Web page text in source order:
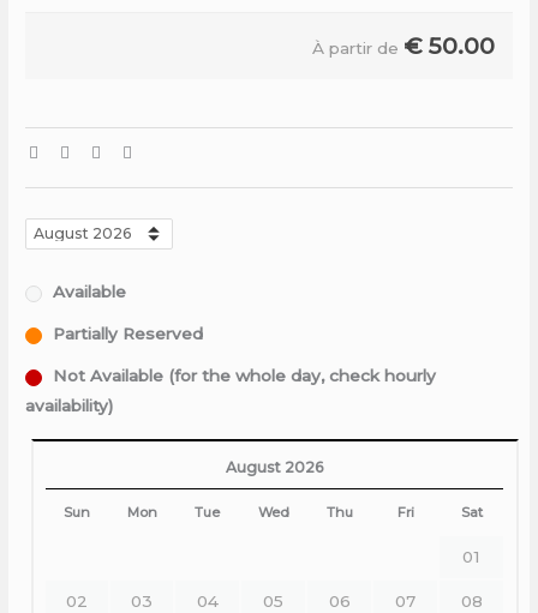
À partir de € 50.00
Available
Partially Reserved
Not Available (for the whole day, check hourly
availability)
August 2026
Sun Mon Tue Wed Thu Fri Sat
01
02 03 04 05 06 07 08